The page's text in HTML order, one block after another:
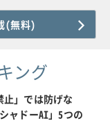
(無料)
ング
止」では防げな
ャドーAI」5つの